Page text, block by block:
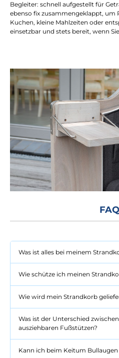
Begleiter: schnell aufgestellt für
ebenso fix zusammengeklappt, um
Kuchen, kleine Mahlzeiten oder
einsetzbar und stets bereit, wenn
Was ist alles bei meinem
Wie schütze ich meinen
Wie wird mein Strandkorb
Was ist der Unterschied
ausziehbaren Fußstützen?
Kann ich beim Keitum Bullaugen